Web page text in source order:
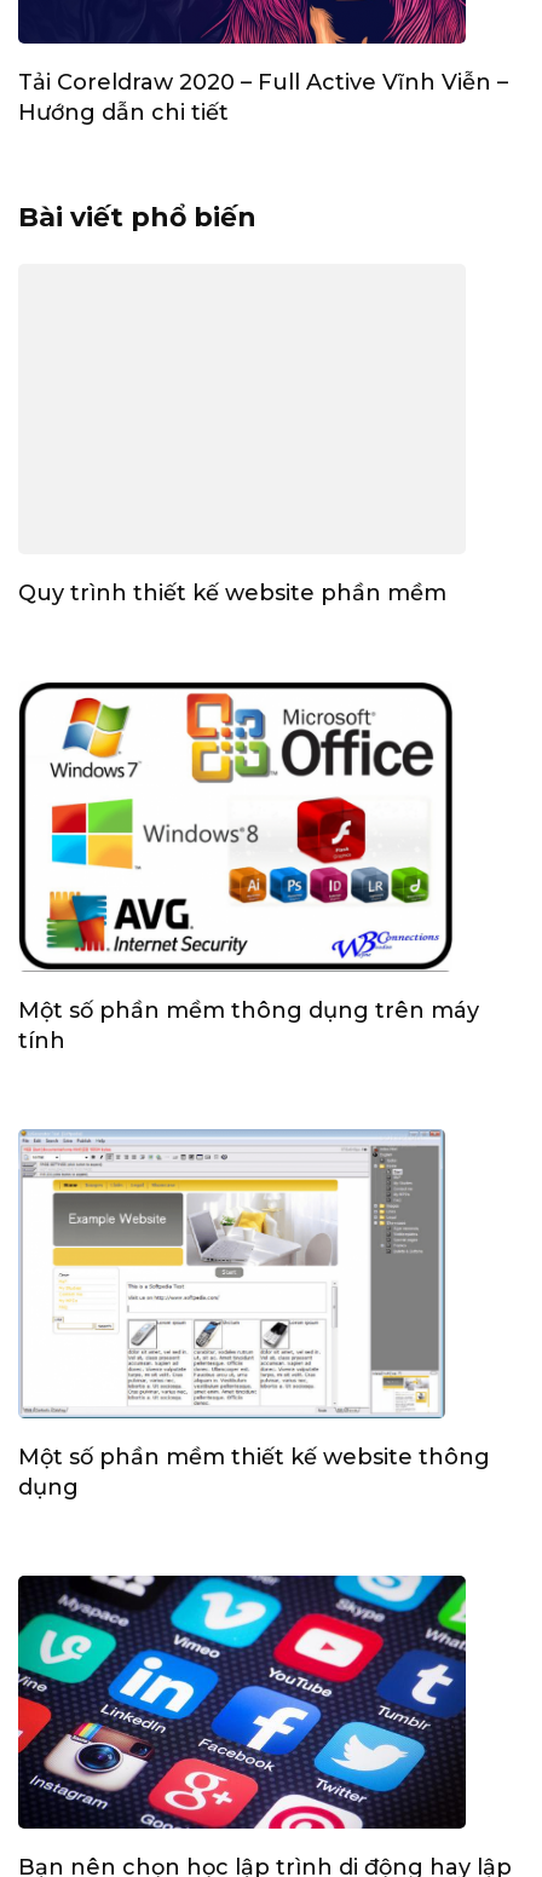
Tải Coreldraw 2020 – Full Active Vĩnh Viễn –
Hướng dẫn chi tiết
Bài viết phổ biến
Quy trình thiết kế website phần mềm
Một số phần mềm thông dụng trên máy
tính
Một số phần mềm thiết kế website thông
dụng
Bạn nên chọn học lập trình di động hay lập